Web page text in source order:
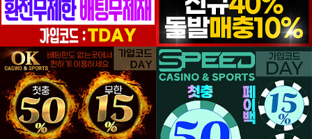
등록일 등록일